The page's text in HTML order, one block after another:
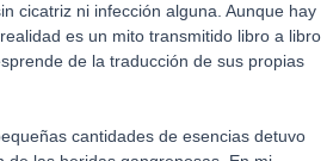
cicatriz ni infección alguna. Aunque hay
es un mito transmitido libro a libro
de la traducción de sus propias
cantidades de esencias detuvo